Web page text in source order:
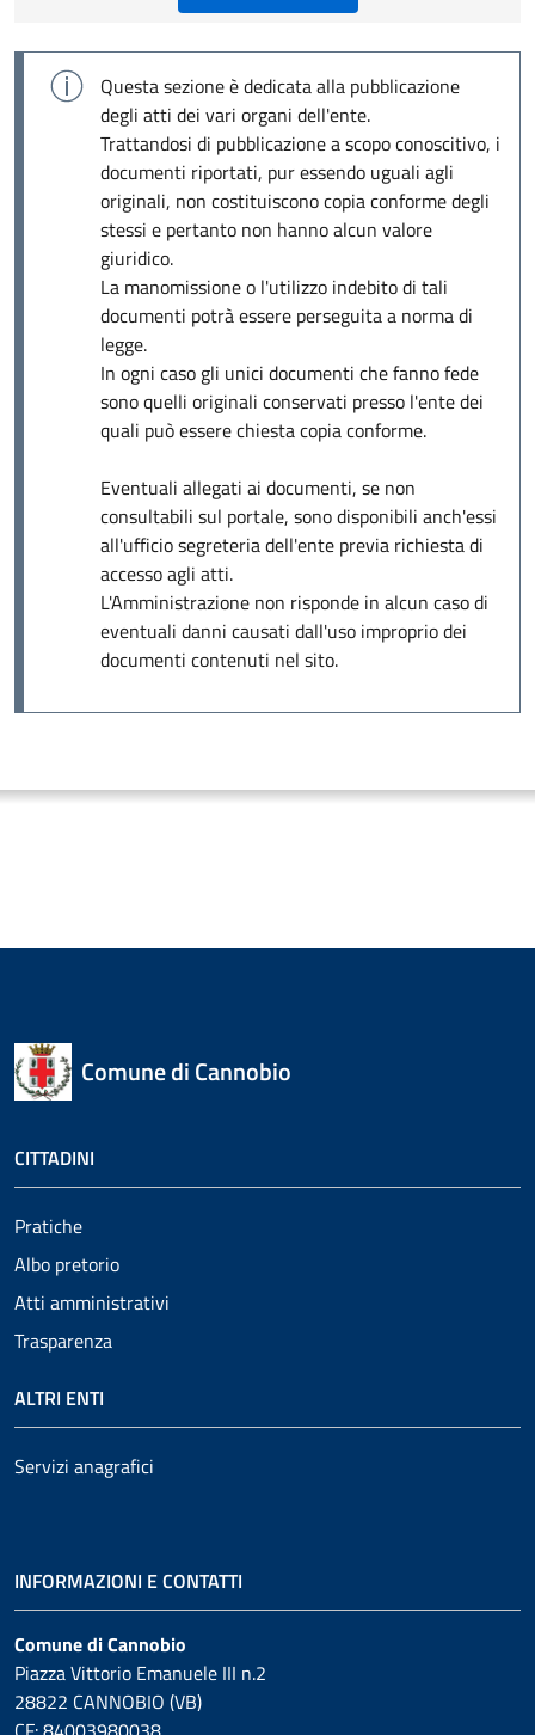
Questa sezione è dedicata alla pubblicazione
degli atti dei vari organi dell'ente.
Trattandosi di pubblicazione a scopo conoscitivo, i
documenti riportati, pur essendo uguali agli
originali, non costituiscono copia conforme degli
stessi e pertanto non hanno alcun valore
giuridico.
La manomissione o l'utilizzo indebito di tali
documenti potrà essere perseguita a norma di
legge.
In ogni caso gli unici documenti che fanno fede
sono quelli originali conservati presso l'ente dei
quali può essere chiesta copia conforme.
Eventuali allegati ai documenti, se non
consultabili sul portale, sono disponibili anch'essi
all'ufficio segreteria dell'ente previa richiesta di
accesso agli atti.
L'Amministrazione non risponde in alcun caso di
eventuali danni causati dall'uso improprio dei
documenti contenuti nel sito.
Comune di Cannobio
CITTADINI
Pratiche
Albo pretorio
Atti amministrativi
Trasparenza
ALTRI ENTI
Servizi anagrafici
INFORMAZIONI E CONTATTI
Comune di Cannobio
Piazza Vittorio Emanuele III n.2
28822 CANNOBIO (VB)